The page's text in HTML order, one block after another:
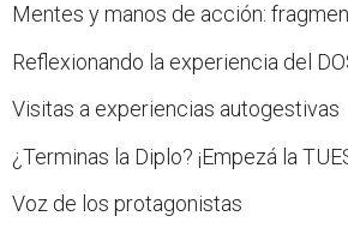
Mentes y manos de acción:
Reflexionando la experiencia del
Visitas a experiencias autogestivas
¿Terminas la Diplo? ¡Empezá la
Voz de los protagonistas